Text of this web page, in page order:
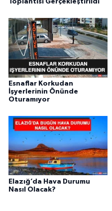
Toplantısı Gerçekleştirildi
Esnaflar Korkudan
İşyerlerinin Önünde
Oturamıyor
Elazığ’da Hava Durumu
Nasıl Olacak?